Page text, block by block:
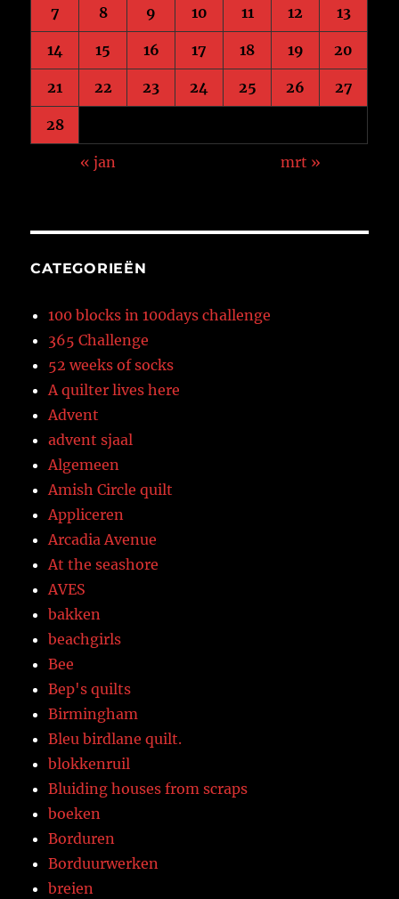
7 8 9 10 11 12 13
14 15 16 17 18 19 20
21 22 23 24 25 26 27
28
« jan mrt »
CATEGORIEËN
100 blocks in 100days challenge
365 Challenge
52 weeks of socks
A quilter lives here
Advent
advent sjaal
Algemeen
Amish Circle quilt
Appliceren
Arcadia Avenue
At the seashore
AVES
bakken
beachgirls
Bee
Bep's quilts
Birmingham
Bleu birdlane quilt.
blokkenruil
Bluiding houses from scraps
boeken
Borduren
Borduurwerken
breien